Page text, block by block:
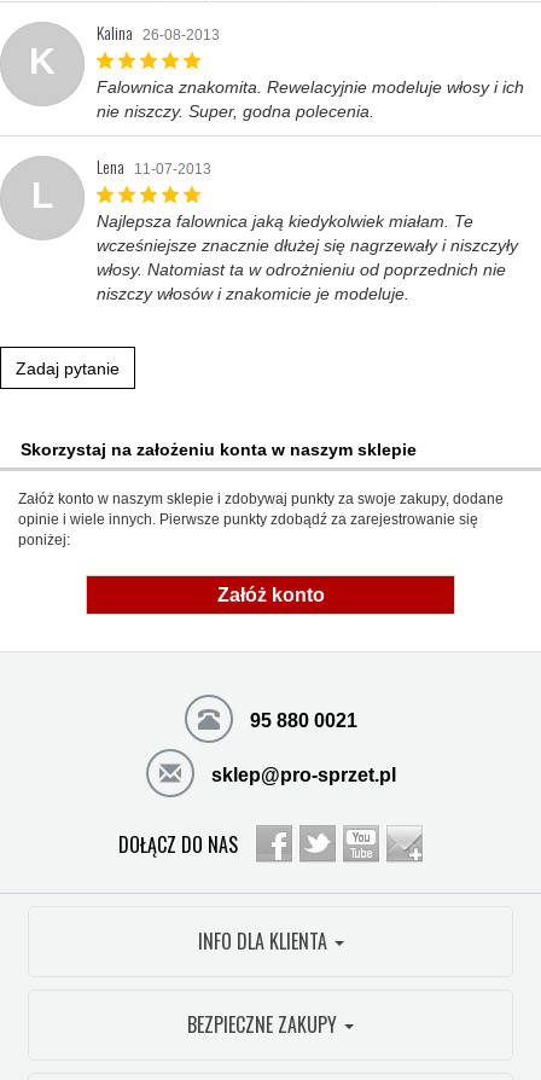
K
Kalina 26-08-2013
Falownica znakomita. Rewelacyjnie modeluje włosy i ich
nie niszczy. Super, godna polecenia.
L
Lena 11-07-2013
Najlepsza falownica jaką kiedykolwiek miałam. Te
wcześniejsze znacznie dłużej się nagrzewały i niszczyły
włosy. Natomiast ta w odrożnieniu od poprzednich nie
niszczy włosów i znakomicie je modeluje.
Zadaj pytanie
Skorzystaj na założeniu konta w naszym sklepie
Załóż konto w naszym sklepie i zdobywaj punkty za swoje zakupy, dodane
opinie i wiele innych. Pierwsze punkty zdobądź za zarejestrowanie się
poniżej:
Załóż konto
95 880 0021
sklep@pro-sprzet.pl
DOŁĄCZ DO NAS
INFO DLA KLIENTA
BEZPIECZNE ZAKUPY